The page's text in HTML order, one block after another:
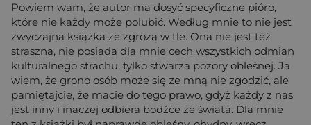
Powiem wam, że autor ma dosyć specyficzne pióro,
które nie każdy może polubić. Według mnie to nie jest
zwyczajna książka ze zgrozą w tle. Ona nie jest też
straszna, nie posiada dla mnie cech wszystkich odmian
kulturalnego strachu, tylko stwarza pozory obleśnej. Ja
wiem, że grono osób może się ze mną nie zgodzić, ale
pamiętajcie, że macie do tego prawo, gdyż każdy z nas
jest inny i inaczej odbiera bodźce ze świata. Dla mnie